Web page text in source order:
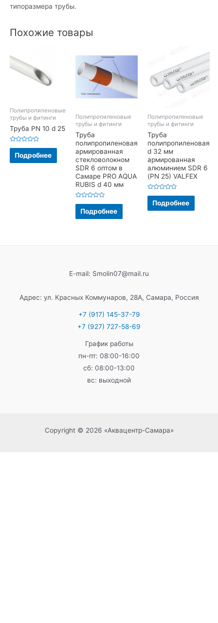
типоразмера трубы.
Похожие товары
Полипропиленовые
трубы и фитинги
Труба PN 10 d 25
Оценка
5
Подробнее
Полипропиленовые
трубы и фитинги
Труба
полипропиленовая
армированная
стекловолокном
SDR 6 оптом в
Самаре PRO AQUA
RUBIS d 40 мм
Оценка
5
Подробнее
Полипропиленовые
трубы и фитинги
Труба
полипропиленовая
d 32 мм
армированная
алюминием SDR 6
(PN 25) VALFEX
Оценка
5
Подробнее
E-mail: Smolin07@mail.ru
Адрес: ул. Красных Коммунаров, 28А, Самара, Россия
+7 (917) 145-37-79
+7 (927) 727-58-69
График работы
пн-пт: 08:00-16:00
сб: 08:00-13:00
вс: выходной
Copyright © 2026 «Аквацентр-Самара»